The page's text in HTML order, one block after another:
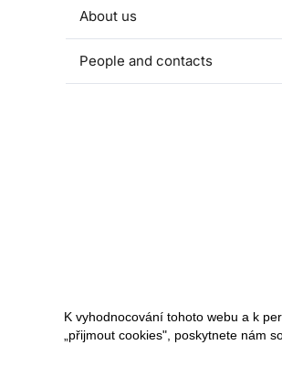
About us
People and contacts
K vyhodnocování tohoto webu a k
„přijmout cookies", poskytnete nám